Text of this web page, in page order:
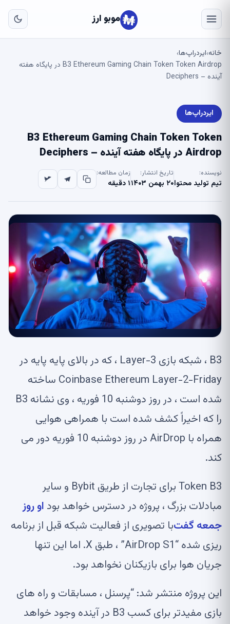
موبو ارز
خانه›ایردراپ‌ها›
B3 Ethereum Gaming Chain Token Token Airdrop در پایگاه هفته
آینده – Deciphers
ایردراپ‌ها
B3 Ethereum Gaming Chain Token Token
Airdrop در پایگاه هفته آینده – Deciphers
نویسنده:
تیم تولید محتوا
تاریخ انتشار:
۲۰ بهمن ۱۴۰۳
زمان مطالعه:
۱ دقیقه
B3 ، شبکه بازی Layer-3 ، که در بالای پایه پایه در
Coinbase Ethereum Layer-2-Friday ساخته
شده است ، در روز دوشنبه 10 فوریه ، وی نشانه B3
را که اخیراً کشف شده است با همراهی هوایی
همراه با AirDrop در روز دوشنبه 10 فوریه دور می
کند.
Token B3 برای تجارت از طریق Bybit و سایر
مبادلات بزرگ ، پروژه در دسترس خواهد بود او روز
جمعه گفتبا تصویری از فعالیت شبکه قبل از برنامه
ریزی شده “AirDrop S1” ، طبق X. اما این تنها
جریان هوا برای بازیکنان نخواهد بود.
این پروژه منتشر شد: “پرسنل ، مسابقات و راه های
بازی مفیدتر برای کسب B3 در آینده وجود خواهد